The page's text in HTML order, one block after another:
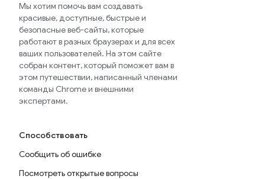
Мы хотим помочь вам создавать
красивые, доступные, быстрые и
безопасные веб-сайты, которые
работают в разных браузерах и для всех
ваших пользователей. На этом сайте
собран контент, который поможет вам в
этом путешествии, написанный членами
команды Chrome и внешними
экспертами.
Способствовать
Сообщить об ошибке
Посмотреть открытые вопросы